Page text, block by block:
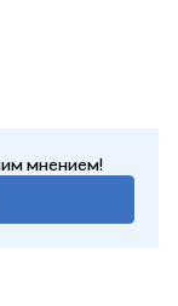
мнением!